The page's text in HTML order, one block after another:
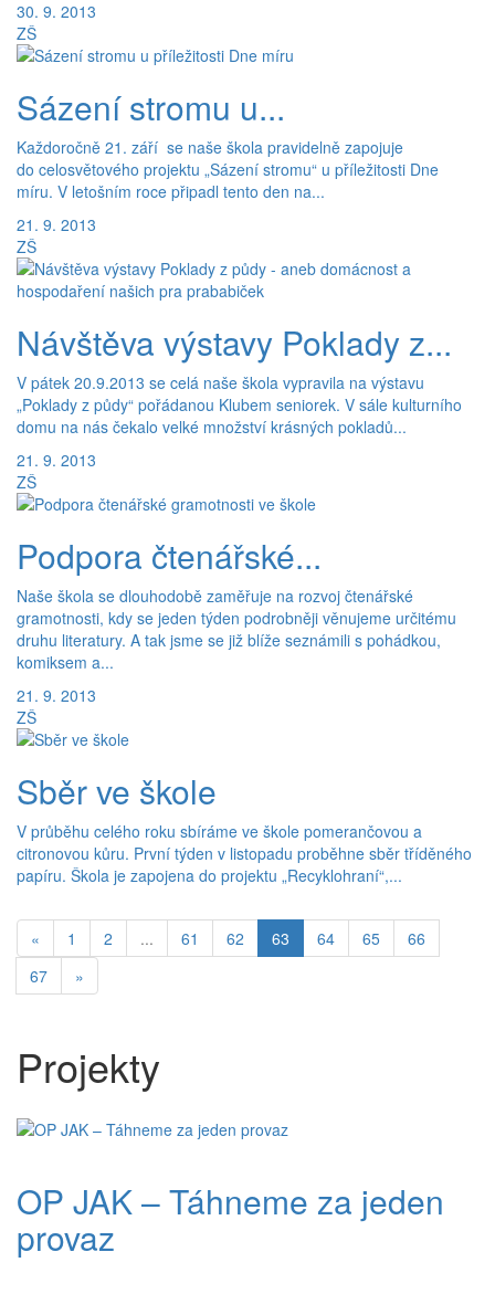
30. 9. 2013
ZŠ
Sázení stromu u...
Každoročně 21. září se naše škola pravidelně zapojuje
do celosvětového projektu „Sázení stromu“ u příležitosti Dne
míru. V letošním roce připadl tento den na...
21. 9. 2013
ZŠ
Návštěva výstavy Poklady z...
V pátek 20.9.2013 se celá naše škola vypravila na výstavu
„Poklady z půdy“ pořádanou Klubem seniorek. V sále kulturního
domu na nás čekalo velké množství krásných pokladů...
21. 9. 2013
ZŠ
Podpora čtenářské...
Naše škola se dlouhodobě zaměřuje na rozvoj čtenářské
gramotnosti, kdy se jeden týden podrobněji věnujeme určitému
druhu literatury. A tak jsme se již blíže seznámili s pohádkou,
komiksem a...
21. 9. 2013
ZŠ
Sběr ve škole
V průběhu celého roku sbíráme ve škole pomerančovou a
citronovou kůru. První týden v listopadu proběhne sběr tříděného
papíru. Škola je zapojena do projektu „Recyklohraní“,...
« 1 2 ... 61 62 63 (aktuální)
64 65
66
67
»
Projekty
OP JAK – Táhneme za jeden
provaz